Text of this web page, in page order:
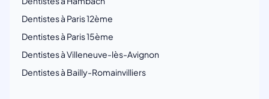
Dentistes à Paris 12ème
Dentistes à Paris 15ème
Dentistes à Villeneuve-lès-Avignon
Dentistes à Bailly-Romainvilliers